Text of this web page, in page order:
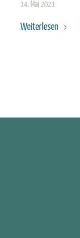
14. Mai 2021
Weiterlesen